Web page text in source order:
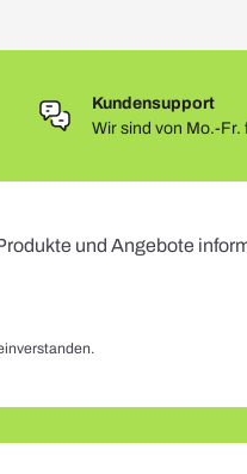
Kundensupport
Wir sind von Mo.-
und Angebote